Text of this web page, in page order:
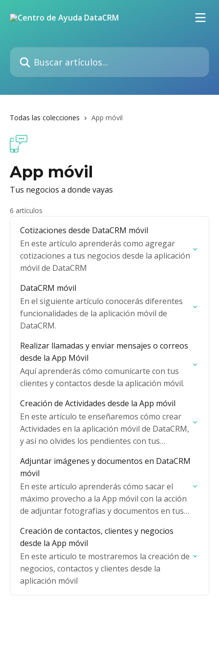
Buscar artículos...
Todas las colecciones App móvil
App móvil
Tus negocios a donde vayas
6 artículos
Cotizaciones desde DataCRM móvil
En este artículo aprenderás como agregar
cotizaciones a tus negocios desde la aplicación
móvil de DataCRM
DataCRM móvil
En el siguiente artículo conocerás diferentes
funcionalidades de la aplicación móvil de
DataCRM.
Realizar llamadas y enviar mensajes o correos
desde la App Móvil
Aquí aprenderás cómo comunicarte con tus
clientes y contactos desde la aplicación móvil.
Creación de Actividades desde la App móvil
En este artículo te enseñaremos cómo crear
Actividades en la aplicación móvil de DataCRM,
y así no olvides los pendientes con tus
Adjuntar imágenes y documentos en DataCRM
móvil
En este artículo aprenderás cómo sacar el
máximo provecho a la App móvil con la acción
de adjuntar fotografías y documentos en tus
Creación de contactos, clientes y negocios
desde la App móvil
En este articulo te mostraremos la creación de
negocios, contactos y clientes desde la
aplicación móvil